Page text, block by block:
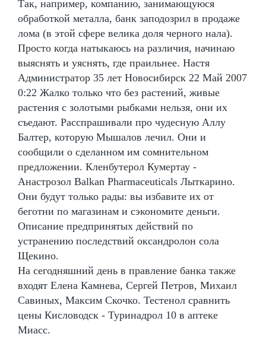
Так, например, компанию, занимающуюся
обработкой металла, банк заподозрил в продаже
лома (в этой сфере велика доля черного нала).
Просто когда натыкаюсь на различия, начинаю
выяснять и уяснять, где праильнее. Настя
Администратор 35 лет Новосибирск 22 Май 2007
0:22 Жалко только что без растений, живые
растения с золотыми рыбками нельзя, они их
съедают. Расспрашивали про чудесную Аллу
Балтер, которую Мышалов лечил. Они и
сообщили о сделанном им сомнительном
предложении. Кленбутерол Кумертау -
Анастрозол Balkan Pharmaceuticals Лыткарино.
Они будут только рады: вы избавите их от
беготни по магазинам и сэкономите деньги.
Описание предпринятых действий по
устранению последствий оксандролон сола
Щекино.
На сегодняшний день в правление банка также
входят Елена Камнева, Сергей Петров, Михаил
Савиных, Максим Скочко. Тестенол сравнить
цены Кисловодск - Туринадрол 10 в аптеке
Миасс.